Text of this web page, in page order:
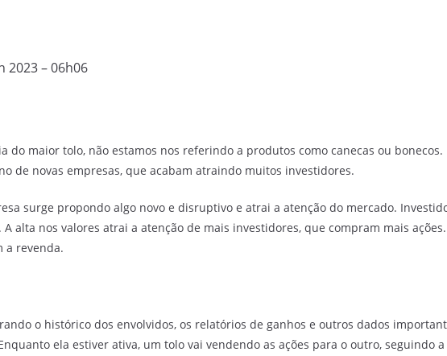
2023 – 06h06
do maior tolo, não estamos nos referindo a produtos como canecas ou
de novas empresas, que acabam atraindo muitos investidores.
surge propondo algo novo e disruptivo e atrai a atenção do mercado.
alta nos valores atrai a atenção de mais investidores, que compram mais
a revenda.
o histórico dos envolvidos, os relatórios de ganhos e outros dados
ela estiver ativa, um tolo vai vendendo as ações para o outro, seguindo